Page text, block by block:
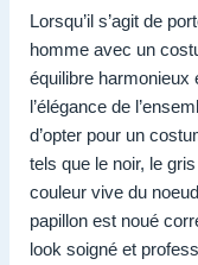
Lorsqu’il s’agit de
homme avec un
équilibre harmonieux
l’élégance de
d’opter pour un
tels que le noir, le
couleur vive du
papillon est noué
look soigné et